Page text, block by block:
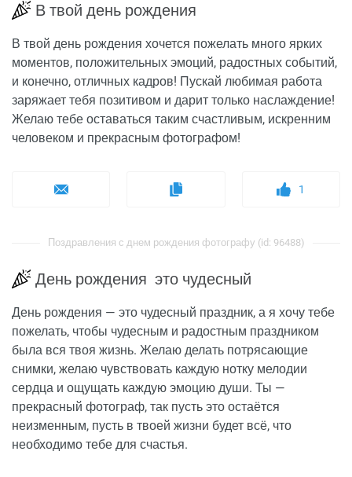
В твой день рождения
В твой день рождения хочется пожелать много ярких
моментов, положительных эмоций, радостных событий,
и конечно, отличных кадров! Пускай любимая работа
заряжает тебя позитивом и дарит только наслаждение!
Желаю тебе оставаться таким счастливым, искренним
человеком и прекрасным фотографом!
1
Поздравления с днем рождения фотографу (id: 96488)
День рождения это чудесный
День рождения — это чудесный праздник, а я хочу тебе
пожелать, чтобы чудесным и радостным праздником
была вся твоя жизнь. Желаю делать потрясающие
снимки, желаю чувствовать каждую нотку мелодии
сердца и ощущать каждую эмоцию души. Ты —
прекрасный фотограф, так пусть это остаётся
неизменным, пусть в твоей жизни будет всё, что
необходимо тебе для счастья.